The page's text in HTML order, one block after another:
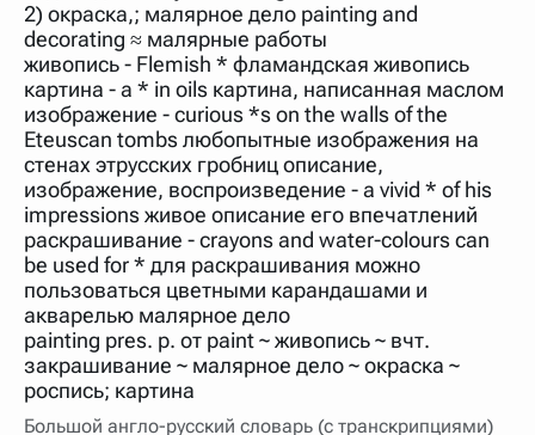
2) окраска,; малярное дело painting and
decorating ≈ малярные работы
живопись - Flemish * фламандская живопись
картина - a * in oils картина, написанная маслом
изображение - curious *s on the walls of the
Eteuscan tombs любопытные изображения на
стенах этрусских гробниц описание,
изображение, воспроизведение - a vivid * of his
impressions живое описание его впечатлений
раскрашивание - crayons and water-colours can
be used for * для раскрашивания можно
пользоваться цветными карандашами и
акварелью малярное дело
painting pres. p. от paint ~ живопись ~ вчт.
закрашивание ~ малярное дело ~ окраска ~
роспись; картина
Большой англо-русский словарь (с транскрипциями)